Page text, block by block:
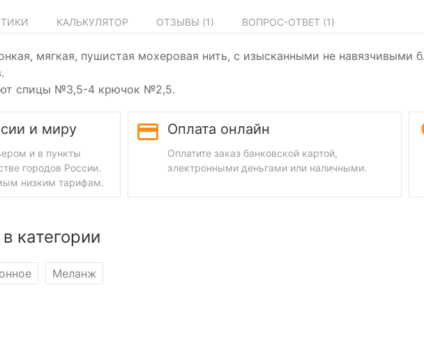
КАЛЬКУЛЯТОР ОТЗЫВЫ (1) ВОПРОС-ОТВЕТ (1)
мягкая, пушистая мохеровая нить, с изысканными не навязчивыми
спицы №3,5-4 крючок №2,5.
и миру
и в пункты
городов России.
низким тарифам.
Оплата онлайн
Оплатите заказ банковской картой,
электронными деньгами или наличными.
категории
Меланж